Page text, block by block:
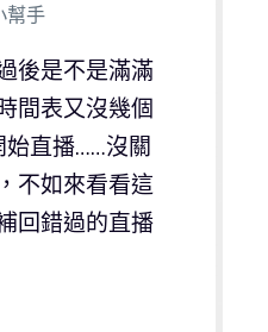
幫手
後是不是滿滿
間表又沒幾個
始直播……沒關
不如來看看這
回錯過的直播